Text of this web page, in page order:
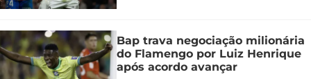
Bap trava negociação milionária
do Flamengo por Luiz Henrique
após acordo avançar